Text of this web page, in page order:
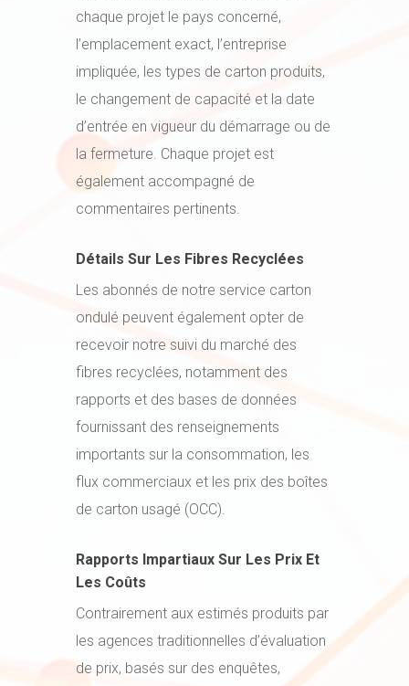
chaque projet le pays concerné,
l’emplacement exact, l’entreprise
impliquée, les types de carton produits,
le changement de capacité et la date
d’entrée en vigueur du démarrage ou de
la fermeture. Chaque projet est
également accompagné de
commentaires pertinents.
Détails Sur Les Fibres Recyclées
Les abonnés de notre service carton
ondulé peuvent également opter de
recevoir notre suivi du marché des
fibres recyclées, notamment des
rapports et des bases de données
fournissant des renseignements
importants sur la consommation, les
flux commerciaux et les prix des boîtes
de carton usagé (OCC).
Rapports Impartiaux Sur Les Prix Et
Les Coûts
Contrairement aux estimés produits par
les agences traditionnelles d’évaluation
de prix, basés sur des enquêtes,